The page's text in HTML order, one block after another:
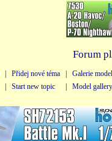
Forum
Přidej nové téma
Galerie
Start new topic Model gallery